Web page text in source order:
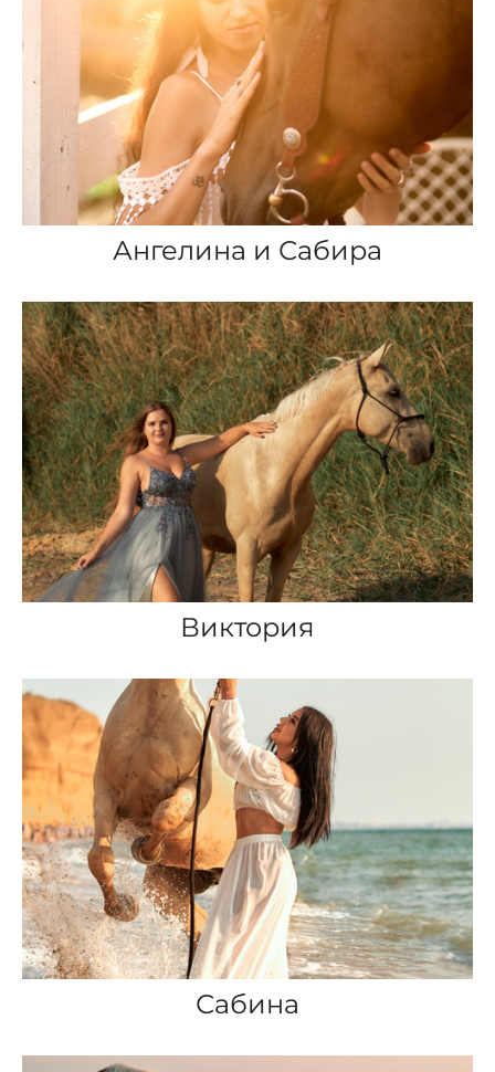
Ангелина и Сабира
Виктория
Сабина